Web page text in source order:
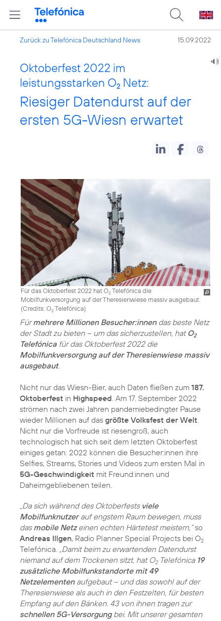
Zurück zu Telefónica Deutschland News 15.09.2022
Oktoberfest 2022 im
leistungsstarken O2 Netz:
Riesiger Datendurst auf der
ersten 5G-Wiesn erwartet
Für das Oktoberfest 2022 hat O2Telefónica die
Mobilfunkversorgung auf der Theresienwiese massiv ausgebaut.
(Credits: O2Telefónica)
Fürmehrere Millionen Besucher:innendas beste Netz
der Stadt zu bieten – um das sicherzustellen, hat O2
Telefónica für das Oktoberfest 2022 die
Mobilfunkversorgung auf der Theresienwiese massiv
ausgebaut.
Nicht nur das Wiesn-Bier, auch Daten fließen zum 187.
Oktoberfest in Highspeed . Am 17. September 2022
strömen nach zwei Jahren pandemiebedingter Pause
wieder Millionen auf das größte Volksfest der Welt
Nicht nur die Vorfreude ist riesengroß, auch
technologisch hat sich seit dem letzten Oktoberfest
einiges getan: 2022 können die Besucher:innen ihre
Selfies, Streams, Stories und Videos zum ersten Mal in
5G-Geschwindigkeit mit Freund:innen und
Daheimgebliebenen teilen.
„Da sich während des Oktoberfests viele
Mobilfunknutzerauf engstem Raum bewegen, muss
das mobile Netzeinen echten Härtetest meistern,“so
Andreas Illgen, Radio Planner Special Projects bei O2
Telefónica.
„Damit beim zu erwartenden Datendurst
niemand auf dem Trockenen sitzt, hat O2Telefónica 19
zusätzliche Mobilfunkstandorte mit 49
Netzelementenaufgebaut – und das sowohl auf der
Theresienwiese als auch in den Festzelten, für besten
Empfang auf den Bänken. 43 von ihnen tragen zur
schnellen 5G-Versorgungbei. Mit unserer gesamten